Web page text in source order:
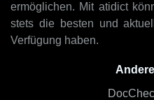
ermöglichen. Mit atidict
stets die besten und
Verfügung haben.